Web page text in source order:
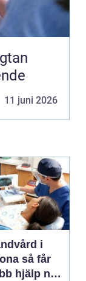
11 juni 2026
i
får
hjälp när